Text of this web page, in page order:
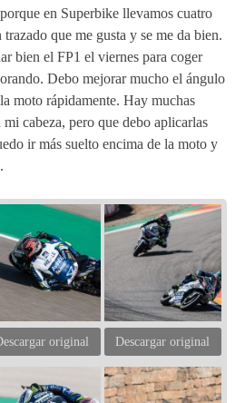
en Superbike llevamos cuatro
que me gusta y se me da bien.
bien el FP1 el viernes para coger
Debo mejorar mucho el ángulo
moto rápidamente. Hay muchas
mi cabeza, pero que debo aplicarlas
ir más suelto encima de la moto y
original Descargar original